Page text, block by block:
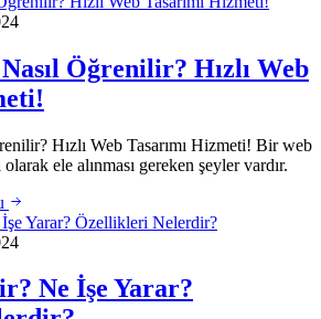
Öğrenilir? Hızlı Web
Hızlı Web Tasarımı Hizmeti! Bir web
ele alınması gereken şeyler vardır.
Ne İşe Yarar?